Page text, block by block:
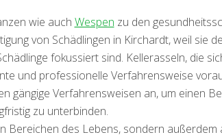
wie auch Wespen zu den
von Schädlingen in Kirchardt, weil sie
fokussiert sind. Kellerasseln, die
und professionelle Verfahrensweise
Verfahrensweisen an, um einen
zu unterbinden.
Bereichen des Lebens, sondern